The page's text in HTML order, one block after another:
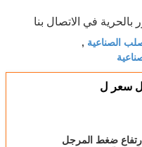
في الاتصال بنا
الصناعية ,
سعر ل
ارتفاع ضغط المرجل